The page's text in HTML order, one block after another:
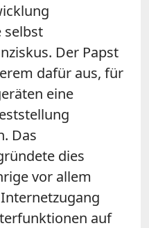
selbst
Der Papst
dafür aus, für
eine
Das
dies
vor allem
auf